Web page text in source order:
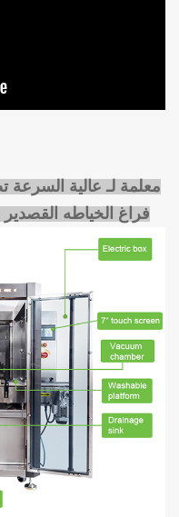
معلمة لـ عالية السرعة
فراغ الخياطه القصدير